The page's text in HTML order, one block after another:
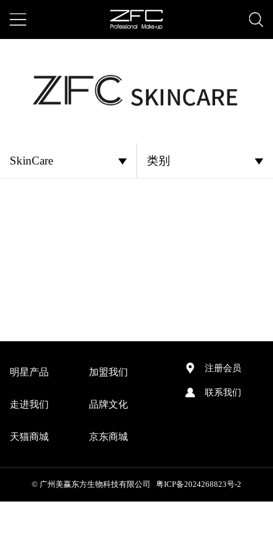
SkinCare 类别
明星产品 加盟我们
走进我们 品牌文化
天猫商城 京东商城
注册会员
联系我们
© 广州美赢东方生物科技有限公司 粤ICP备2024268823号-2